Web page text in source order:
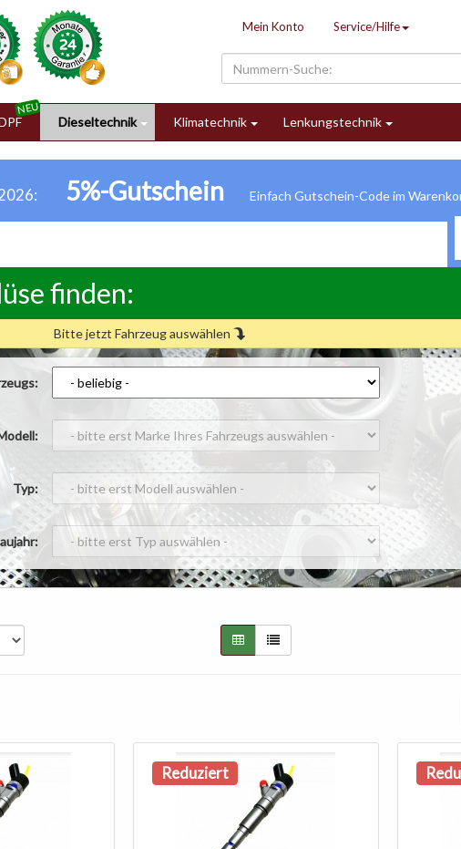
Mein Konto Service/Hilfe
Dieseltechnik Klimatechnik Lenkungstechnik
5%-Gutschein
finden:
Bitte jetzt Fahrzeug auswählen
Typ:
Reduziert